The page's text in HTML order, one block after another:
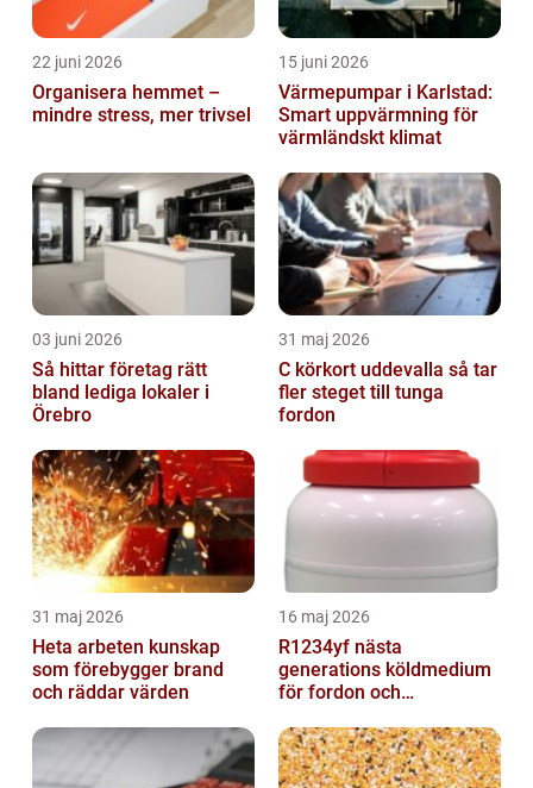
22 juni 2026
Organisera hemmet –
mindre stress, mer trivsel
15 juni 2026
Värmepumpar i Karlstad:
Smart uppvärmning för
värmländskt klimat
03 juni 2026
Så hittar företag rätt
bland lediga lokaler i
Örebro
31 maj 2026
C körkort uddevalla så tar
fler steget till tunga
fordon
31 maj 2026
Heta arbeten kunskap
som förebygger brand
och räddar värden
16 maj 2026
R1234yf nästa
generations köldmedium
för fordon och